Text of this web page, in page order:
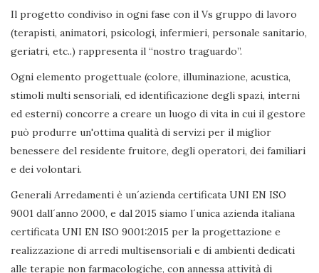
Il progetto condiviso in ogni fase con il Vs gruppo di lavoro
(terapisti, animatori, psicologi, infermieri, personale sanitario,
geriatri, etc..) rappresenta il “nostro traguardo”.
Ogni elemento progettuale (colore, illuminazione, acustica,
stimoli multi sensoriali, ed identificazione degli spazi, interni
ed esterni) concorre a creare un luogo di vita in cui il gestore
può produrre un'ottima qualità di servizi per il miglior
benessere del residente fruitore, degli operatori, dei familiari
e dei volontari.
Generali Arredamenti è un´azienda certificata UNI EN ISO
9001 dall´anno 2000, e dal 2015 siamo l´unica azienda italiana
certificata UNI EN ISO 9001:2015 per la progettazione e
realizzazione di arredi multisensoriali e di ambienti dedicati
alle terapie non farmacologiche, con annessa attività di